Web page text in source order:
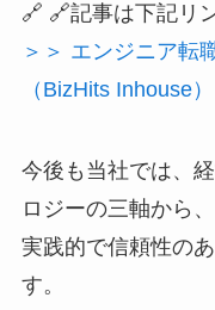
🔗 🔗記事は下記リ
＞＞ エンジニア転
（BizHits Inhouse）
今後も当社では、
ロジーの三軸から、
実践的で信頼性の
す。